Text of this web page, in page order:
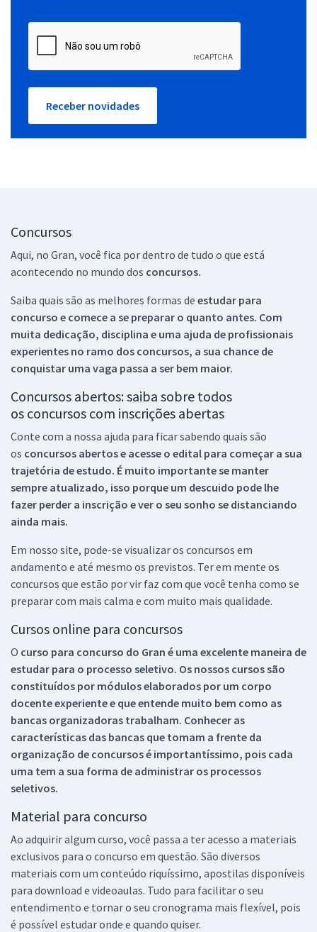
Receber novidades
Concursos
Aqui, no Gran, você fica por dentro de tudo o que está
acontecendo no mundo dos concursos.
Saiba quais são as melhores formas de estudar para
concurso e comece a se preparar o quanto antes. Com
muita dedicação, disciplina e uma ajuda de profissionais
experientes no ramo dos concursos, a sua chance de
conquistar uma vaga passa a ser bem maior.
Concursos abertos: saiba sobre todos
os concursos com inscrições abertas
Conte com a nossa ajuda para ficar sabendo quais são
os concursos abertos e acesse o edital para começar a sua
trajetória de estudo. É muito importante se manter
sempre atualizado, isso porque um descuido pode lhe
fazer perder a inscrição e ver o seu sonho se distanciando
ainda mais.
Em nosso site, pode-se visualizar os concursos em
andamento e até mesmo os previstos. Ter em mente os
concursos que estão por vir faz com que você tenha como se
preparar com mais calma e com muito mais qualidade.
Cursos online para concursos
O curso para concurso do Gran é uma excelente maneira de
estudar para o processo seletivo. Os nossos cursos são
constituídos por módulos elaborados por um corpo
docente experiente e que entende muito bem como as
bancas organizadoras trabalham. Conhecer as
características das bancas que tomam a frente da
organização de concursos é importantíssimo, pois cada
uma tem a sua forma de administrar os processos
seletivos.
Material para concurso
Ao adquirir algum curso, você passa a ter acesso a materiais
exclusivos para o concurso em questão. São diversos
materiais com um conteúdo riquíssimo, apostilas disponíveis
para download e videoaulas. Tudo para facilitar o seu
entendimento e tornar o seu cronograma mais flexível, pois
é possível estudar onde e quando quiser.